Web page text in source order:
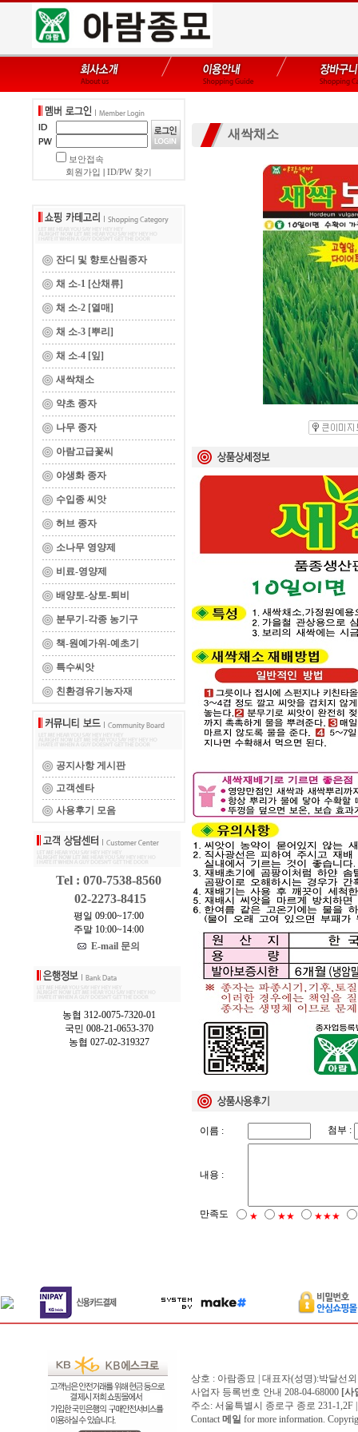
보안접속
회원가입
ID/PW 찾기
잔디 및 향토산림종자
채 소-1 [산채류]
채 소-2 [열매]
채 소-3 [뿌리]
채 소-4 [잎]
새싹채소
약초 종자
나무 종자
아람고급꽃씨
야생화 종자
수입종 씨앗
허브 종자
소나무 영양제
비료-영양제
배양토-상토-퇴비
분무기-각종 농기구
책-원예가위-예초기
특수씨앗
친환경유기농자재
공지사항 게시판
고객센타
사용후기 모음
Tel : 070-7538-8560
02-2273-8415
평일 09:00~17:00
주말 10:00~14:00
E-mail 문의
농협 312-0075-7320-01
국민 008-21-0653-370
농협 027-02-319327
새싹채소
이름 : 첨부 :
내용 :
만족도 ★ ★★ ★★★
상호 : 아람종묘 | 대표자(성명):박달선
사업자 등록번호 안내 208-04-68000 [사
주소: 서울특별시 종로구 종로 231-1,2F
Contact 메일 for more information.